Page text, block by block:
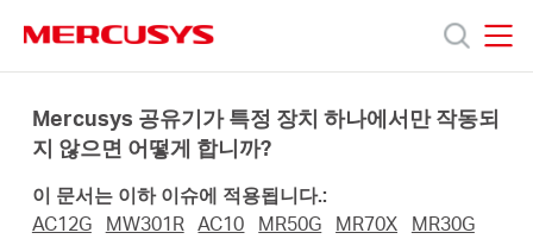
navigation
Mercusys 공유기가 특정 장치 하나에서만 작동되
지 않으면 어떻게 합니까?
이 문서는 이하 이슈에 적용됩니다.:
AC12G
MW301R AC10 MR50G MR70X
MR30G